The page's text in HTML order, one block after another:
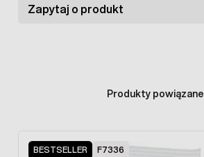
rozpocząć po kilku dniach od
możliwe pomieszać nawóz z glebą.
Zapytaj o produkt
Produkty powiązane
BESTSELLER F7336